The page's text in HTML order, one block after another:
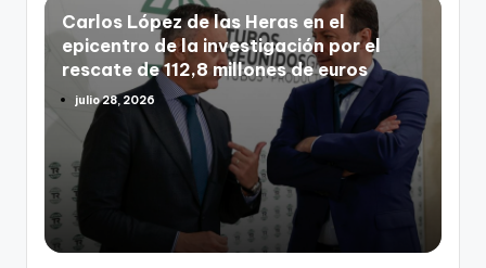
Carlos López de las Heras en el
epicentro de la investigación por el
rescate de 112,8 millones de euros
julio 28, 2026